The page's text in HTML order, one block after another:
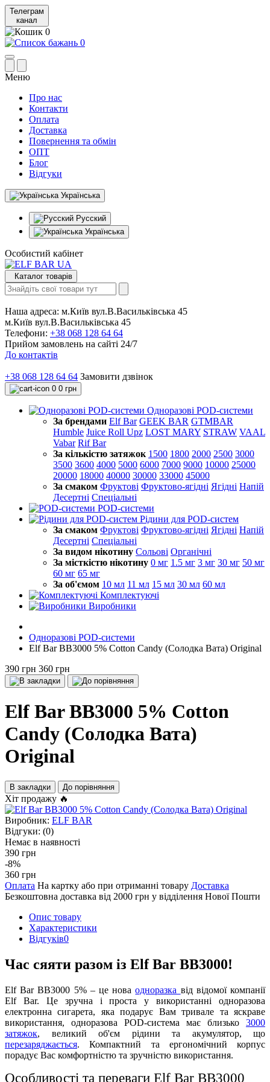
Телеграм
канал
0
0
Меню
Про нас
Контакти
Оплата
Доставка
Повернення та обмін
ОПТ
Блог
Відгуки
Українська
Русский
Українська
Особистий кабінет
Каталог товарів
Наша адреса: м.Київ вул.В.Васильківська 45
м.Київ вул.В.Васильківська 45
Телефони: +38 068 128 64 64
Прийом замовлень на сайті 24/7
До контактів
+38 068 128 64 64 Замовити дзвінок
0 0 грн
Одноразові POD-системи
За брендами Elf Bar GEEK BAR GTMBAR
Humble Juice Roll Upz LOST MARY STRAW VAAL
Vabar Rif Bar
За кількістю затяжок 1500 1800 2000 2500 3000
3500 3600 4000 5000 6000 7000 9000 10000 25000
20000 18000 40000 30000 33000 45000
За смаком Фруктові Фруктово-ягідні Ягідні Напій
Десертні Спеціальні
POD-системи
Рідини для POD-систем
За смаком Фруктові Фруктово-ягідні Ягідні Напій
Десертні Спеціальні
За видом нікотину Сольові Органічні
За місткістю нікотину 0 мг 1.5 мг 3 мг 30 мг 50 мг
60 мг 65 мг
За об'ємом 10 мл 11 мл 15 мл 30 мл 60 мл
Комплектуючі
Виробники
Одноразові POD-системи
Elf Bar BB3000 5% Cotton Candy (Солодка Вата) Original
390 грн 360 грн
Elf Bar BB3000 5% Cotton
Candy (Солодка Вата)
Original
В закладки До порівняння
Хіт продажу 🔥
Виробник: ELF BAR
Відгуки: (0)
Немає в наявності
390 грн
-8%
360 грн
Оплата На картку або при отриманні товару Доставка
Безкоштовна доставка від 2000 грн у відділення Нової Пошти
Опис товару
Характеристики
Відгуків0
Час сяяти разом із Elf Bar BB3000!
Elf Bar BB3000 5% – це новаодноразка від відомої компанії
Elf Bar. Це зручна і проста у використанні одноразова
електронна сигарета, яка подарує Вам тривале та яскраве
використання, одноразова POD-система має близько 3000
затяжок, великий об'єм рідини та акумулятор, що
перезаряджається. Компактний та ергономічний корпус
порадує Вас комфортністю та зручністю використання.
Особливості та переваги Elf Bar BB3000